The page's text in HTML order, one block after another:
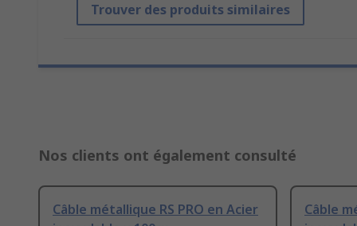
Trouver des produits similaires
Nos clients ont également consulté
Câble métallique RS PRO en Acier
Câble